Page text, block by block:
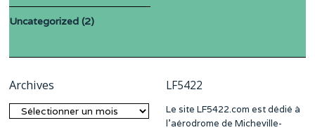
Uncategorized (2)
Archives
Archives
LF5422
Le site LF5422.com est dédié à
l’aérodrome de Micheville-